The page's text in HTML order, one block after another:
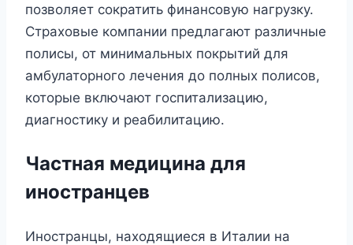
позволяет сократить финансовую нагрузку.
Страховые компании предлагают различные
полисы, от минимальных покрытий для
амбулаторного лечения до полных полисов,
которые включают госпитализацию,
диагностику и реабилитацию.
Частная медицина для
иностранцев
Иностранцы, находящиеся в Италии на